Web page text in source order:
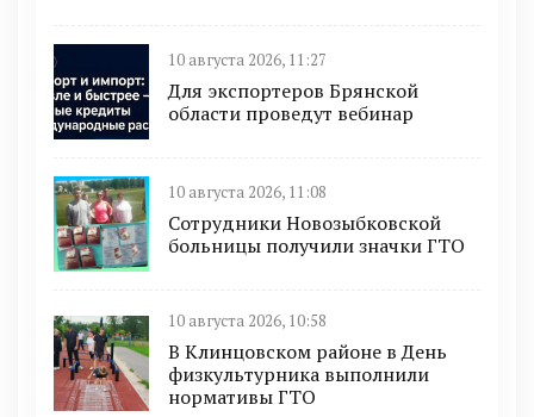
10 августа 2026, 11:27
Для экспортеров Брянской
области проведут вебинар
10 августа 2026, 11:08
Сотрудники Новозыбковской
больницы получили значки ГТО
10 августа 2026, 10:58
В Клинцовском районе в День
физкультурника выполнили
нормативы ГТО